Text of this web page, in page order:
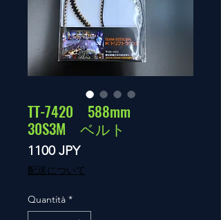
TT-7420 588mm
30S3M ベルト
1100 JPYPrezzo
配送について
Quantità *